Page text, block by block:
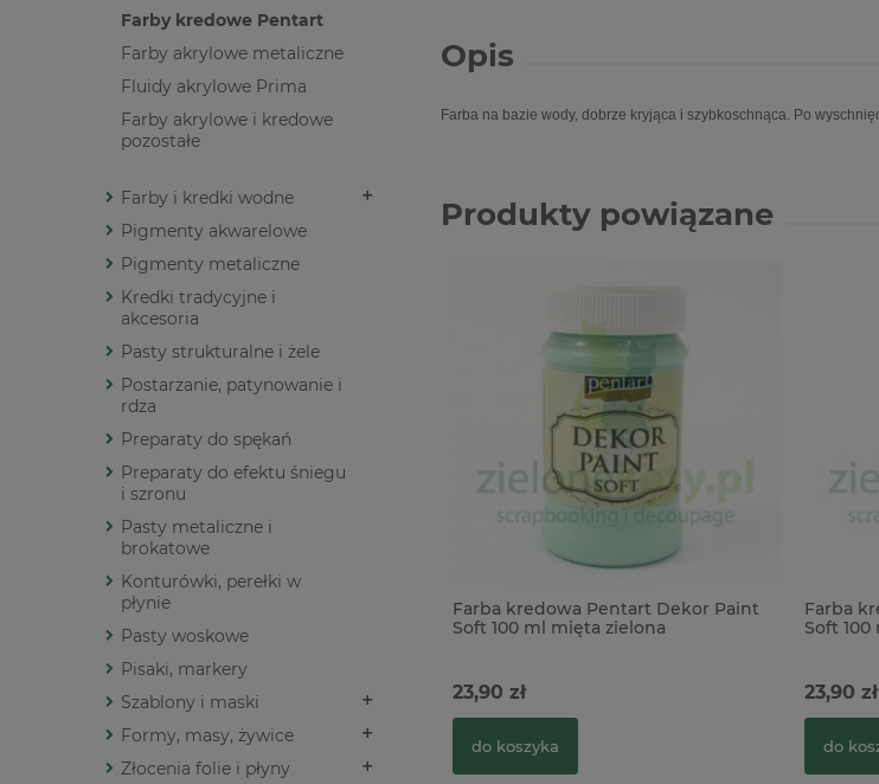
Farby kredowe Pentart
Farby akrylowe metaliczne
Fluidy akrylowe Prima
Farby akrylowe i kredowe
pozostałe
Farby i kredki wodne
Pigmenty akwarelowe
Pigmenty metaliczne
Kredki tradycyjne i
akcesoria
Pasty strukturalne i żele
Postarzanie, patynowanie i
rdza
Preparaty do spękań
Preparaty do efektu śniegu
i szronu
Pasty metaliczne i
brokatowe
Konturówki, perełki w
płynie
Pasty woskowe
Pisaki, markery
Szablony i maski
Formy, masy, żywice
Złocenia folie i płyny
Opis
Farba na bazie wody, dobrze kryjąca i szybkoschnąca. Po
Produkty powiązane
Farba kredowa Pentart Dekor Paint
Soft 100 ml mięta zielona
23,90 zł
do koszyka
Farba
Soft 100
23,90 zł
do